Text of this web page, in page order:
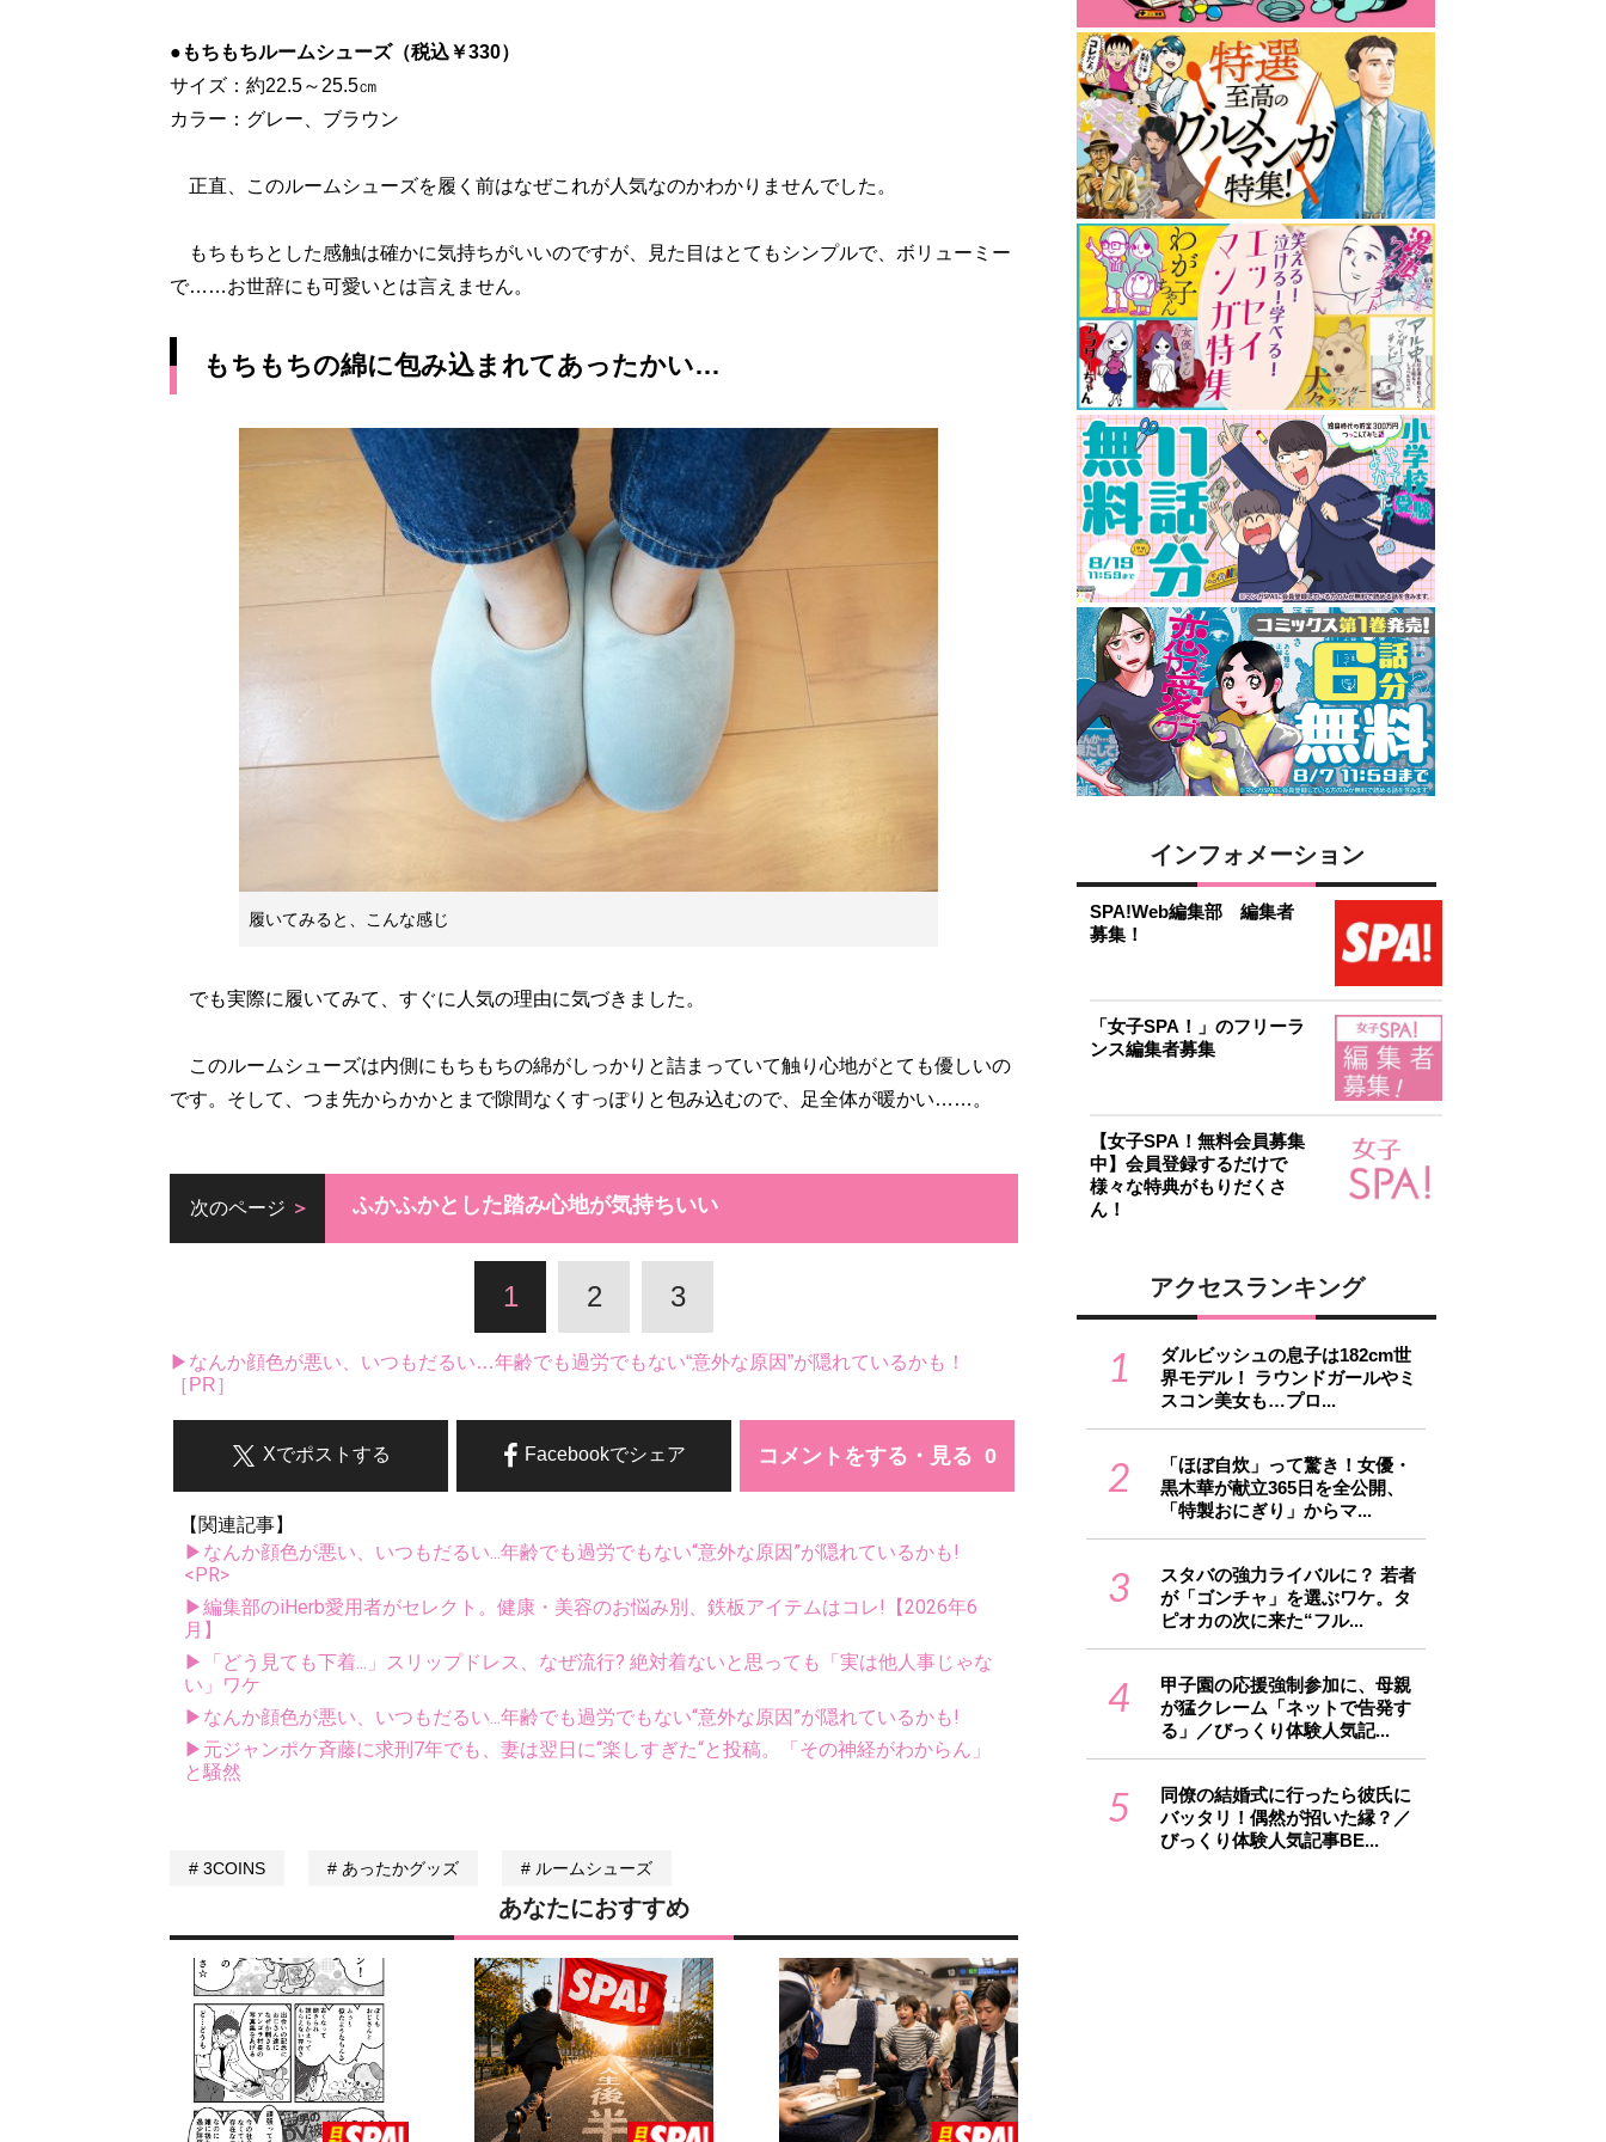
●もちもちルームシューズ（税込￥330）
サイズ：約22.5～25.5㎝
カラー：グレー、ブラウン
正直、このルームシューズを履く前はなぜこれが人気なのかわかりませんでした。
もちもちとした感触は確かに気持ちがいいのですが、見た目はとてもシンプルで、ボリューミー
で……お世辞にも可愛いとは言えません。
もちもちの綿に包み込まれてあったかい…
履いてみると、こんな感じ
でも実際に履いてみて、すぐに人気の理由に気づきました。
このルームシューズは内側にもちもちの綿がしっかりと詰まっていて触り心地がとても優しいの
です。そして、つま先からかかとまで隙間なくすっぽりと包み込むので、足全体が暖かい……。
次のページ ふかふかとした踏み心地が気持ちいい
1 2 3
▶なんか顔色が悪い、いつもだるい…年齢でも過労でもない“意外な原因”が隠れているかも！
［PR］
コメントをする・見る
Facebookでシェア
Xでポストする
【関連記事】
▶なんか顔色が悪い、いつもだるい...年齢でも過労でもない“意外な原因”が隠れているかも!
<PR>
▶編集部のiHerb愛用者がセレクト。健康・美容のお悩み別、鉄板アイテムはコレ!【2026年6
月】
▶「どう見ても下着...」スリップドレス、なぜ流行? 絶対着ないと思っても「実は他人事じゃな
い」ワケ
▶なんか顔色が悪い、いつもだるい...年齢でも過労でもない“意外な原因”が隠れているかも!
▶元ジャンポケ斉藤に求刑7年でも、妻は翌日に“楽しすぎた“と投稿。「その神経がわからん」
と騒然
3COINS あったかグッズ ルームシューズ
あなたにおすすめ
インフォメーション
SPA!Web編集部 編集者
募集！
「女子SPA！」のフリーラ
ンス編集者募集
【女子SPA！無料会員募集
中】会員登録するだけで
様々な特典がもりだくさ
ん！
アクセスランキング
1
ダルビッシュの息子は182cm世
界モデル！ ラウンドガールやミ
スコン美女も…プロ...
2
「ほぼ自炊」って驚き！女優・
黒木華が献立365日を全公開、
「特製おにぎり」からマ...
3
スタバの強力ライバルに？ 若者
が「ゴンチャ」を選ぶワケ。タ
ピオカの次に来た“フル...
4
甲子園の応援強制参加に、母親
が猛クレーム「ネットで告発す
る」／びっくり体験人気記...
5
同僚の結婚式に行ったら彼氏に
バッタリ！偶然が招いた縁？／
びっくり体験人気記事BE...